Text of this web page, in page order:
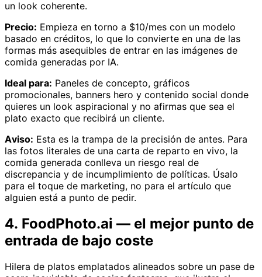
un look coherente.
Precio: Empieza en torno a $10/mes con un modelo
basado en créditos, lo que lo convierte en una de las
formas más asequibles de entrar en las imágenes de
comida generadas por IA.
Ideal para: Paneles de concepto, gráficos
promocionales, banners hero y contenido social donde
quieres un look aspiracional y no afirmas que sea el
plato exacto que recibirá un cliente.
Aviso: Esta es la trampa de la precisión de antes. Para
las fotos literales de una carta de reparto en vivo, la
comida generada conlleva un riesgo real de
discrepancia y de incumplimiento de políticas. Úsalo
para el toque de marketing, no para el artículo que
alguien está a punto de pedir.
4. FoodPhoto.ai — el mejor punto de
entrada de bajo coste
Hilera de platos emplatados alineados sobre un pase de